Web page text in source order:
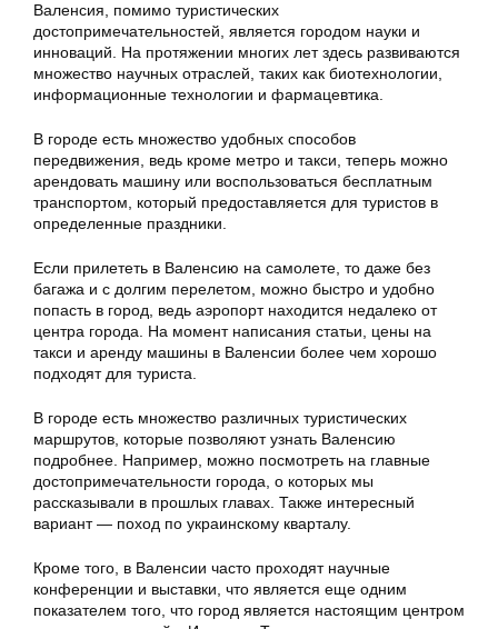
Валенсия, помимо туристических
достопримечательностей, является городом науки и
инноваций. На протяжении многих лет здесь развиваются
множество научных отраслей, таких как биотехнологии,
информационные технологии и фармацевтика.
В городе есть множество удобных способов
передвижения, ведь кроме метро и такси, теперь можно
арендовать машину или воспользоваться бесплатным
транспортом, который предоставляется для туристов в
определенные праздники.
Если прилететь в Валенсию на самолете, то даже без
багажа и с долгим перелетом, можно быстро и удобно
попасть в город, ведь аэропорт находится недалеко от
центра города. На момент написания статьи, цены на
такси и аренду машины в Валенсии более чем хорошо
подходят для туриста.
В городе есть множество различных туристических
маршрутов, которые позволяют узнать Валенсию
подробнее. Например, можно посмотреть на главные
достопримечательности города, о которых мы
рассказывали в прошлых главах. Также интересный
вариант — поход по украинскому кварталу.
Кроме того, в Валенсии часто проходят научные
конференции и выставки, что является еще одним
показателем того, что город является настоящим центром